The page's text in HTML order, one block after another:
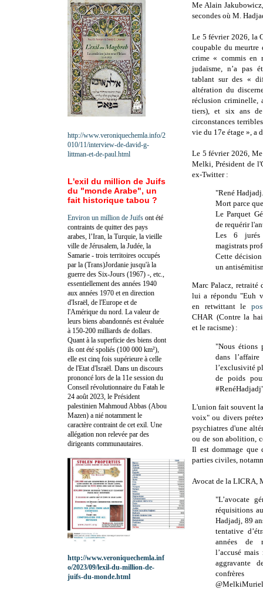
Me Alain
secondes où M.
Le 5 février 2026, la
coupable du meurtre
crime « commis en
judaïsme, n’a pas
tablant sur des «
altération du
réclusion criminelle,
tiers), et six ans
circonstances
vie du 17e étage », a
Le 5 février 2026,
Melki, Président de
ex-Twitter :
"René Hadjadj.
Mort parce
Le Parquet
de requérir
Les 6
magistrats
Cette
un
Marc Palacz, retraité
lui a répondu "Euh
en retwittant le
CHAR (Contre la
et le racisme) :
"Nous étions
dans
l’exclusivité
de poids
L'union fait souvent
voix" ou divers
psychiatres d'une
ou de son abolition,
Il est dommage que
parties civiles,
Avocat de la LICRA,
"L’avocate
réquisitions
Hadjadj, 89
tentative
années de
l’accusé
aggravante
confrères
http://www.veroniquechemla.info/2
010/11/interview-de-david-g-
littman-et-de-paul.html
L'exil du million de Juifs
du "monde Arabe", un
fait historique tabou ?
Environ un million de Juifs ont été
contraints de quitter des pays
arabes, l’Iran, la Turquie, la vieille
ville de Jérusalem, la Judée, la
Samarie - trois territoires occupés
par la (Trans)Jordanie jusqu'à la
guerre des Six-Jours (1967) -, etc.,
essentiellement des années 1940
aux années 1970 et en direction
d'Israël, de l'Europe et de
l'Amérique du nord. La valeur de
leurs biens abandonnés est évaluée
à 150-200 milliards de dollars.
Quant à la superficie des biens dont
ils ont été spoliés (100 000 km²),
elle est cinq fois supérieure à celle
de l'Etat d'Israël. Dans un discours
prononcé lors de la 11e session du
Conseil révolutionnaire du Fatah le
24 août 2023, le Président
palestinien Mahmoud Abbas (Abou
Mazen) a nié notamment le
caractère contraint de cet exil. Une
allégation non relevée par des
dirigeants communautaires.
http://www.veroniquechemla.inf
o/2023/09/lexil-du-million-de-
juifs-du-monde.html